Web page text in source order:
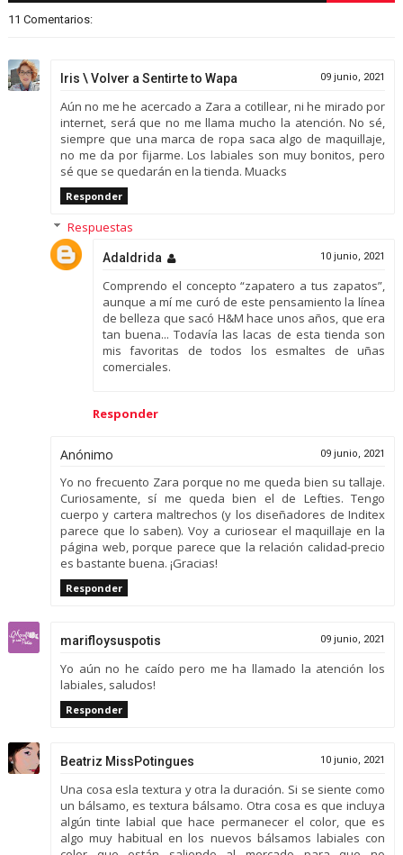
11 Comentarios:
Iris \ Volver a Sentirte to Wapa 09 junio, 2021
Aún no me he acercado a Zara a cotillear, ni he mirado por
internet, será que no me llama mucho la atención. No sé,
siempre que una marca de ropa saca algo de maquillaje,
no me da por fijarme. Los labiales son muy bonitos, pero
sé que se quedarán en la tienda. Muacks
Responder
Respuestas
Adaldrida 10 junio, 2021
Comprendo el concepto “zapatero a tus zapatos”,
aunque a mí me curó de este pensamiento la línea
de belleza que sacó H&M hace unos años, que era
tan buena... Todavía las lacas de esta tienda son
mis favoritas de todos los esmaltes de uñas
comerciales.
Responder
Anónimo 09 junio, 2021
Yo no frecuento Zara porque no me queda bien su tallaje.
Curiosamente, sí me queda bien el de Lefties. Tengo
cuerpo y cartera maltrechos (y los diseñadores de Inditex
parece que lo saben). Voy a curiosear el maquillaje en la
página web, porque parece que la relación calidad-precio
es bastante buena. ¡Gracias!
Responder
marifloysuspotis 09 junio, 2021
Yo aún no he caído pero me ha llamado la atención los
labiales, saludos!
Responder
Beatriz MissPotingues 10 junio, 2021
Una cosa esla textura y otra la duración. Si se siente como
un bálsamo, es textura bálsamo. Otra cosa es que incluya
algún tinte labial que hace permanecer el color, que es
algo muy habitual en los nuevos bálsamos labiales con